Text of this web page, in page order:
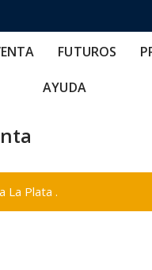
FUTUROS
AYUDA
La Plata .